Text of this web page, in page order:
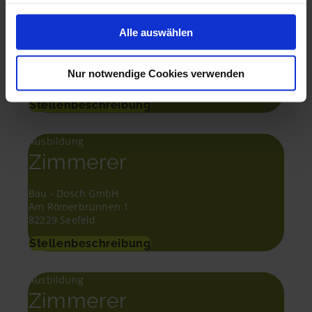
Alle auswählen
Nur notwendige Cookies verwenden
Zimmerer
Baumeister Karl Roth GmbH & Co.KG
Hornschuchstr. 22
95632 Wunsiedel
Stellenbeschreibung
Ausbildung
Zimmerer
Bau - Dosch GmbH
Am Römerbrunnen 1
82229 Seefeld
Stellenbeschreibung
Ausbildung
Zimmerer